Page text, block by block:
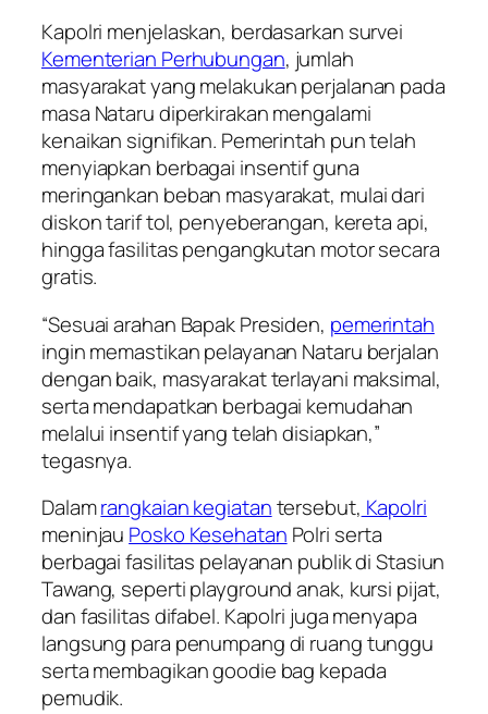
Kapolri menjelaskan, berdasarkan survei
Kementerian Perhubungan, jumlah
masyarakat yang melakukan perjalanan pada
masa Nataru diperkirakan mengalami
kenaikan signifikan. Pemerintah pun telah
menyiapkan berbagai insentif guna
meringankan beban masyarakat, mulai dari
diskon tarif tol, penyeberangan, kereta api,
hingga fasilitas pengangkutan motor secara
gratis.
“Sesuai arahan Bapak Presiden, pemerintah
ingin memastikan pelayanan Nataru berjalan
dengan baik, masyarakat terlayani maksimal,
serta mendapatkan berbagai kemudahan
melalui insentif yang telah disiapkan,”
tegasnya.
Dalamrangkaian kegiatantersebut, Kapolri
meninjau Posko Kesehatan Polri serta
berbagai fasilitas pelayanan publik di Stasiun
Tawang, seperti playground anak, kursi pijat,
dan fasilitas difabel. Kapolri juga menyapa
langsung para penumpang di ruang tunggu
serta membagikan goodie bag kepada
pemudik.